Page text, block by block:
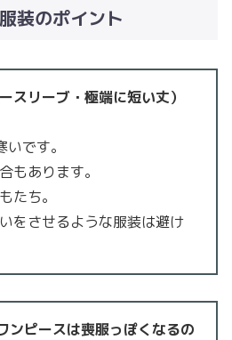
装のポイント
スリーブ・極端に短い丈）
です。
もあります。
たち。
をさせるような服装は避け
ンピースは喪服っぽくなるの